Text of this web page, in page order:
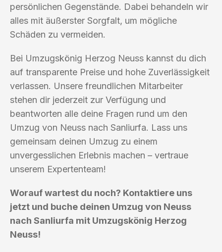
persönlichen Gegenstände. Dabei behandeln wir
alles mit äußerster Sorgfalt, um mögliche
Schäden zu vermeiden.
Bei Umzugskönig Herzog Neuss kannst du dich
auf transparente Preise und hohe Zuverlässigkeit
verlassen. Unsere freundlichen Mitarbeiter
stehen dir jederzeit zur Verfügung und
beantworten alle deine Fragen rund um den
Umzug von Neuss nach Sanliurfa. Lass uns
gemeinsam deinen Umzug zu einem
unvergesslichen Erlebnis machen – vertraue
unserem Expertenteam!
Worauf wartest du noch? Kontaktiere uns
jetzt und buche deinen Umzug von Neuss
nach Sanliurfa mit Umzugskönig Herzog
Neuss!